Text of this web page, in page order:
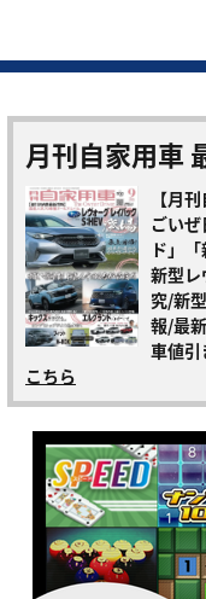
月刊自家用車
【月
ごい
ド」
新型レ
究/新
報/最
車値
こちら